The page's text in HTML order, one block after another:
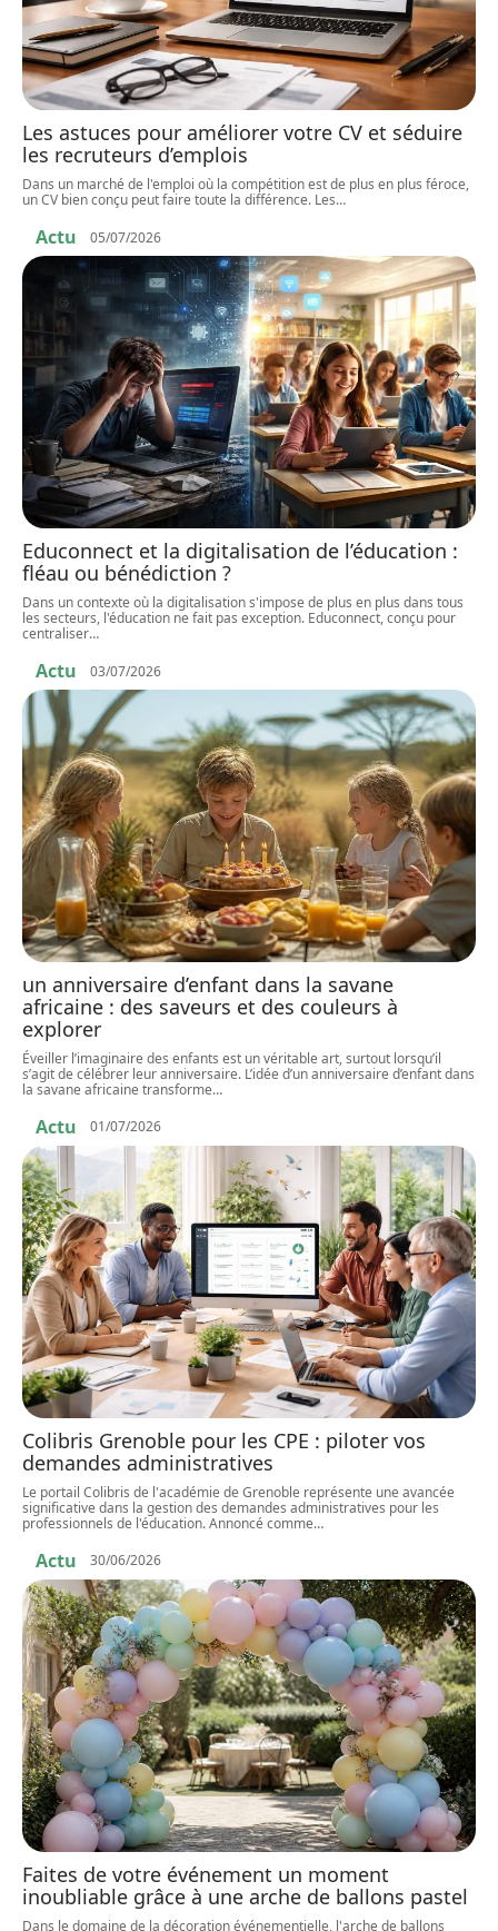
Les astuces pour améliorer votre CV et séduire
les recruteurs d’emplois
Dans un marché de l'emploi où la compétition est de plus en plus féroce,
un CV bien conçu peut faire toute la différence. Les…
Actu 05/07/2026
Educonnect et la digitalisation de l’éducation :
fléau ou bénédiction ?
Dans un contexte où la digitalisation s'impose de plus en plus dans tous
les secteurs, l'éducation ne fait pas exception. Educonnect, conçu pour
centraliser…
Actu 03/07/2026
un anniversaire d’enfant dans la savane
africaine : des saveurs et des couleurs à
explorer
Éveiller l’imaginaire des enfants est un véritable art, surtout lorsqu’il
s’agit de célébrer leur anniversaire. L’idée d’un anniversaire d’enfant dans
la savane africaine transforme…
Actu 01/07/2026
Colibris Grenoble pour les CPE : piloter vos
demandes administratives
Le portail Colibris de l'académie de Grenoble représente une avancée
significative dans la gestion des demandes administratives pour les
professionnels de l'éducation. Annoncé comme…
Actu 30/06/2026
Faites de votre événement un moment
inoubliable grâce à une arche de ballons pastel
Dans le domaine de la décoration événementielle, l'arche de ballons